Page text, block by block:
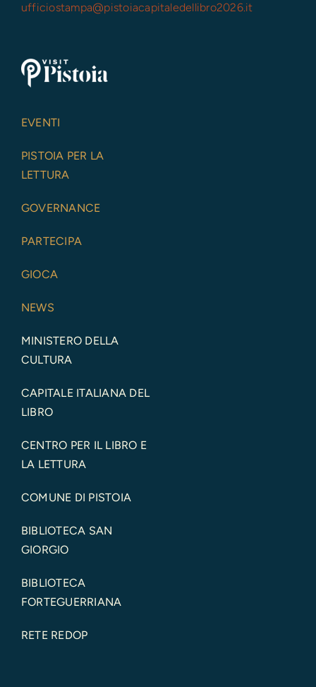
ufficiostampa@pistoiacapitaledellibro2026.it
EVENTI
PISTOIA PER LA
LETTURA
GOVERNANCE
PARTECIPA
GIOCA
NEWS
MINISTERO DELLA
CULTURA
CAPITALE ITALIANA DEL
LIBRO
CENTRO PER IL LIBRO E
LA LETTURA
COMUNE DI PISTOIA
BIBLIOTECA SAN
GIORGIO
BIBLIOTECA
FORTEGUERRIANA
RETE REDOP